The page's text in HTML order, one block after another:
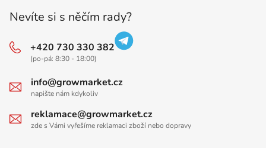
Nevíte si s něčím rady?
+420 730 330 382
(po-pá: 8:30 - 18:00)
info@growmarket.cz
napište nám kdykoliv
reklamace@growmarket.cz
zde s Vámi vyřešíme reklamaci zboží nebo dopravy